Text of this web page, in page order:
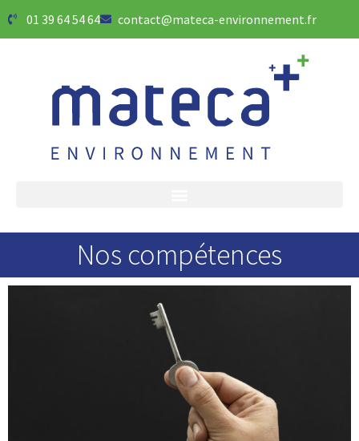
01 39 64 54 64 contact@mateca-environnement.fr
Nos compétences